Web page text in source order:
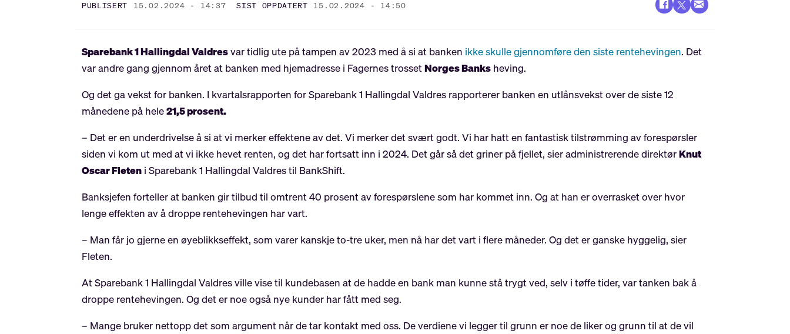
PUBLISERT 15.02.2024 - 14:37 SIST OPPDATERT 15.02.2024 - 14:50
Sparebank 1 Hallingdal Valdresvar tidlig ute på tampen av 2023 med å si at banken ikke skulle gjennomføre den siste rentehevingen. Det
var andre gang gjennom året at banken med hjemadresse i Fagernes trossetNorges Banks heving.
Og det ga vekst for banken. I kvartalsrapporten for Sparebank 1 Hallingdal Valdres rapporterer banken en utlånsvekst over de siste 12
månedene på hele21,5 prosent.
– Det er en underdrivelse å si at vi merker effektene av det. Vi merker det svært godt. Vi har hatt en fantastisk tilstrømming av forespørsler
siden vi kom ut med at vi ikke hevet renten, og det har fortsatt inn i 2024. Det går så det griner på fjellet, sier administrerende direktørKnut
Oscar Fleten i Sparebank 1 Hallingdal Valdres til BankShift.
Banksjefen forteller at banken gir tilbud til omtrent 40 prosent av forespørslene som har kommet inn. Og at han er overrasket over hvor
lenge effekten av å droppe rentehevingen har vart.
– Man får jo gjerne en øyeblikkseffekt, som varer kanskje to-tre uker, men nå har det vart i flere måneder. Og det er ganske hyggelig, sier
Fleten.
At Sparebank 1 Hallingdal Valdres ville vise til kundebasen at de hadde en bank man kunne stå trygt ved, selv i tøffe tider, var tanken bak å
droppe rentehevingen. Og det er noe også nye kunder har fått med seg.
– Mange bruker nettopp det som argument når de tar kontakt med oss. De verdiene vi legger til grunn er noe de liker og grunn til at de vil